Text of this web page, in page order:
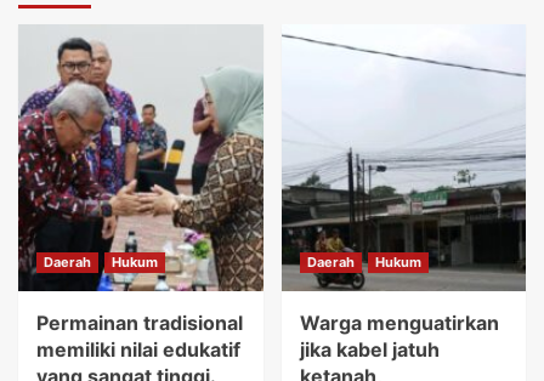
Daerah Hukum
Permainan tradisional
memiliki nilai edukatif
Daerah Hukum
Warga menguatirkan
jika kabel jatuh